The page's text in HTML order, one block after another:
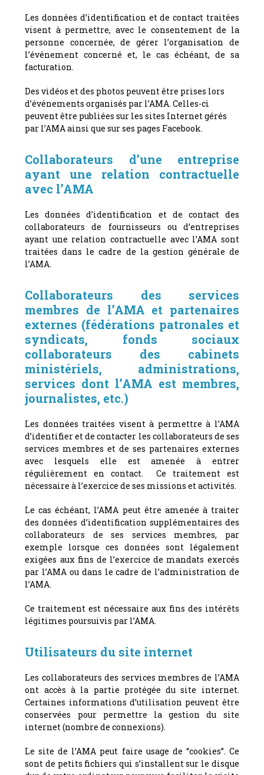
Les données d’identification et de contact traitées
visent à permettre, avec le consentement de la
personne concernée, de gérer l’organisation de
l’événement concerné et, le cas échéant, de sa
facturation.
Des vidéos et des photos peuvent être prises lors
d’événements organisés par l’AMA. Celles-ci
peuvent être publiées sur les sites Internet gérés
par l’AMA ainsi que sur ses pages Facebook.
Collaborateurs d’une entreprise
ayant une relation contractuelle
avec l’AMA
Les données d’identification et de contact des
collaborateurs de fournisseurs ou d’entreprises
ayant une relation contractuelle avec l’AMA sont
traitées dans le cadre de la gestion générale de
l’AMA.
Collaborateurs des services
membres de l’AMA et partenaires
externes (fédérations patronales et
syndicats, fonds sociaux
collaborateurs des cabinets
ministériels, administrations,
services dont l’AMA est membres,
journalistes, etc.)
Les données traitées visent à permettre à l’AMA
d’identifier et de contacter les collaborateurs de ses
services membres et de ses partenaires externes
avec lesquels elle est amenée à entrer
régulièrement en contact. Ce traitement est
nécessaire à l’exercice de ses missions et activités.
Le cas échéant, l’AMA peut être amenée à traiter
des données d’identification supplémentaires des
collaborateurs de ses services membres, par
exemple lorsque ces données sont légalement
exigées aux fins de l’exercice de mandats exercés
par l’AMA ou dans le cadre de l’administration de
l’AMA.
Ce traitement est nécessaire aux fins des intérêts
légitimes poursuivis par l’AMA.
Utilisateurs du site internet
Les collaborateurs des services membres de l’AMA
ont accès à la partie protégée du site internet.
Certaines informations d’utilisation peuvent être
conservées pour permettre la gestion du site
internet (nombre de connexions).
Le site de l’AMA peut faire usage de “cookies”. Ce
sont de petits fichiers qui s’installent sur le disque